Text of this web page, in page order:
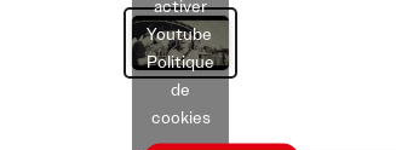
activer
Youtube
Politique
de
cookies